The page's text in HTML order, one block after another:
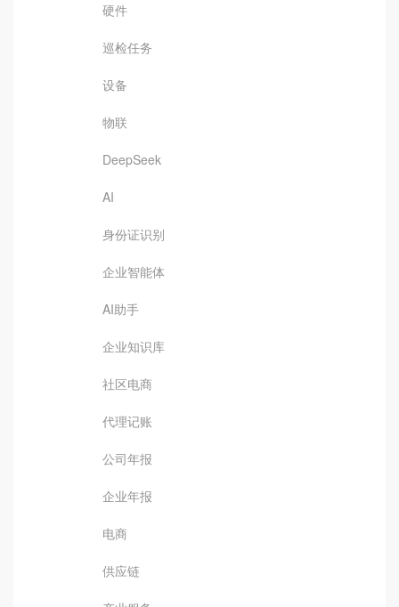
硬件
巡检任务
设备
物联
DeepSeek
AI
身份证识别
企业智能体
AI助手
企业知识库
社区电商
代理记账
公司年报
企业年报
电商
供应链